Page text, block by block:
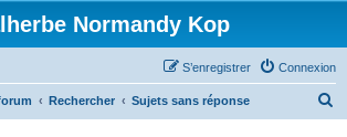
Normandy Kop
Connexion
S’enregistrer
Rechercher Sujets sans réponse